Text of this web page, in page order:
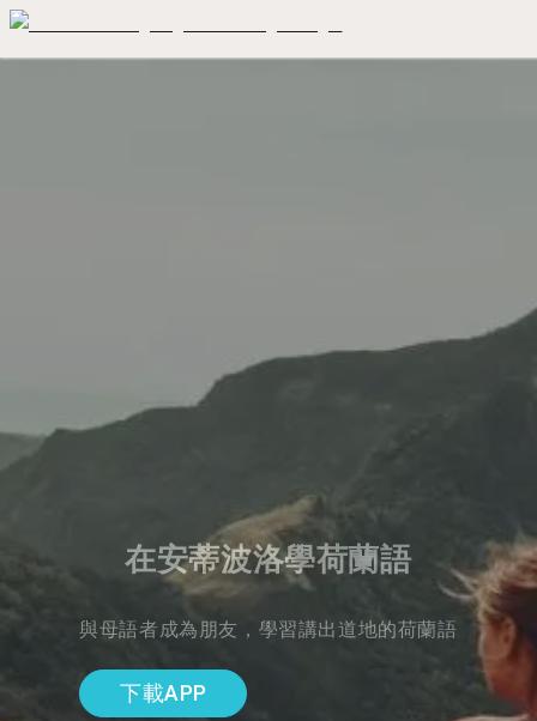
在安蒂波洛學荷蘭語
與母語者成為朋友，學習講出道地的荷蘭語
下載APP